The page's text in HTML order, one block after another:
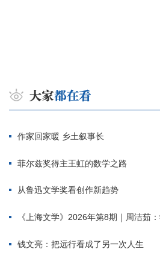
作家回家暖 乡土叙事长
菲尔兹奖得主王虹的数学之路
从鲁迅文学奖看创作新趋势
《上海文学》2026年第8期｜周洁茹
钱文亮：把远行看成了另一次人生